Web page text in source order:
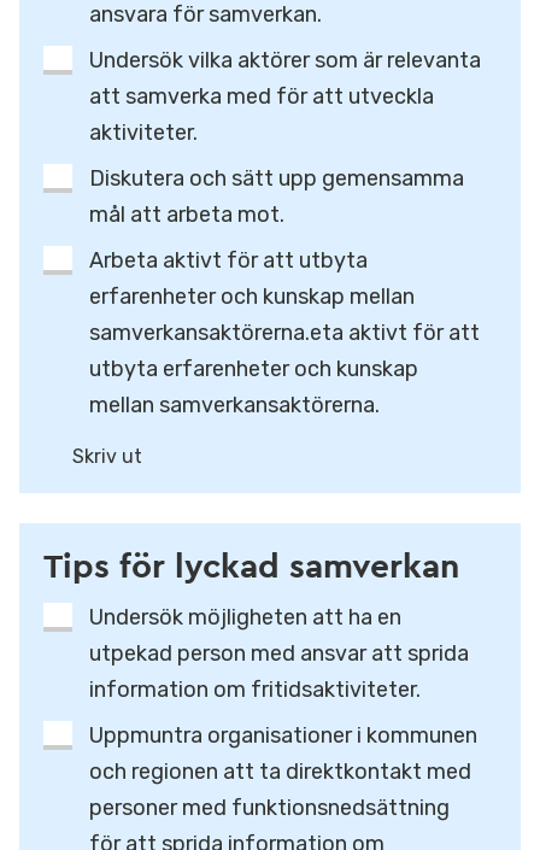
ansvara för samverkan.
Undersök vilka aktörer som är relevanta
att samverka med för att utveckla
aktiviteter.
Diskutera och sätt upp gemensamma
mål att arbeta mot.
Arbeta aktivt för att utbyta
erfarenheter och kunskap mellan
samverkansaktörerna.eta aktivt för att
utbyta erfarenheter och kunskap
mellan samverkansaktörerna.
Skriv ut
Tips för lyckad samverkan
Undersök möjligheten att ha en
utpekad person med ansvar att sprida
information om fritidsaktiviteter.
Uppmuntra organisationer i kommunen
och regionen att ta direktkontakt med
personer med funktionsnedsättning
för att sprida information om